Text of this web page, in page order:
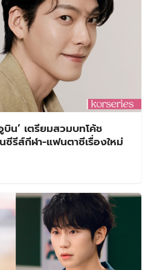
น’ เตรียมสวมบทโค้ช
รีส์กีฬา-แฟนตาซีเรื่องใหม่